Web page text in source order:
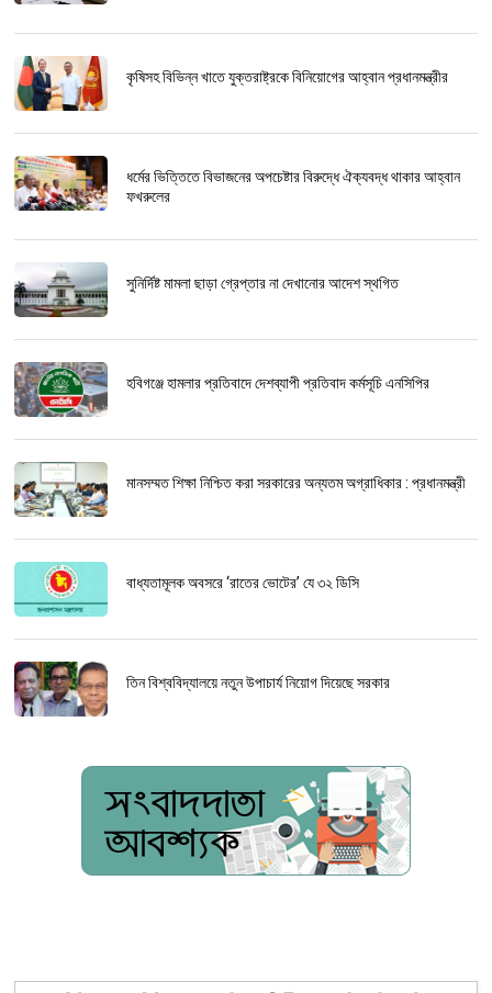
কৃষিসহ বিভিন্ন খাতে যুক্তরাষ্ট্রকে বিনিয়োগের আহ্বান প্রধানমন্ত্রীর
ধর্মের ভিত্তিতে বিভাজনের অপচেষ্টার বিরুদ্ধে ঐক্যবদ্ধ থাকার আহ্বান
ফখরুলের
সুনির্দিষ্ট মামলা ছাড়া গ্রেপ্তার না দেখানোর আদেশ স্থগিত
হবিগঞ্জে হামলার প্রতিবাদে দেশব্যাপী প্রতিবাদ কর্মসূচি এনসিপির
মানসম্মত শিক্ষা নিশ্চিত করা সরকারের অন্যতম অগ্রাধিকার : প্রধানমন্ত্রী
বাধ্যতামূলক অবসরে ‘রাতের ভোটের’ যে ৩২ ডিসি
তিন বিশ্ববিদ্যালয়ে নতুন উপাচার্য নিয়োগ দিয়েছে সরকার